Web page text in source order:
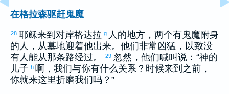
在格拉森驱赶鬼魔
28 耶稣来到对岸格达拉 g 人的地方，两个有鬼魔附身
的人，从墓地迎着他出来。他们非常凶猛，以致没
有人能从那条路经过。
29 忽然，他们喊叫说：“神的
儿子 h 啊，我们与你有什么关系？时候来到之前，
你就来这里折磨我们吗？”